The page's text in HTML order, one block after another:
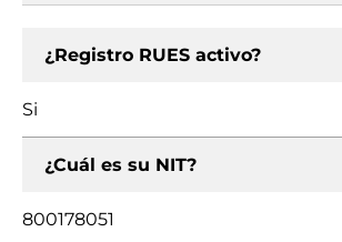
¿Registro RUES activo?
Si
¿Cuál es su NIT?
800178051